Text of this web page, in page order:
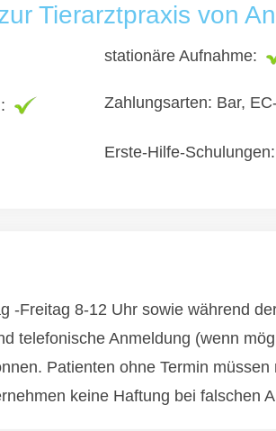
Tierarztpraxis von
stationäre Aufnahme:
Zahlungsarten: Bar,
Erste-Hilfe-Schulungen:
-Freitag 8-12 Uhr sowie während
telefonische Anmeldung (wenn
Patienten ohne Termin
keine Haftung bei falschen